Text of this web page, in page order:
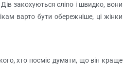
закохуються сліпо і швидко, вони
варто бути обережніше, ці жінки
хто посміє думати, що він краще